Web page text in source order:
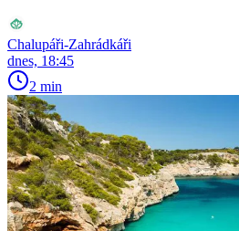
Chalupáři-Zahrádkáři
dnes, 18:45
2 min